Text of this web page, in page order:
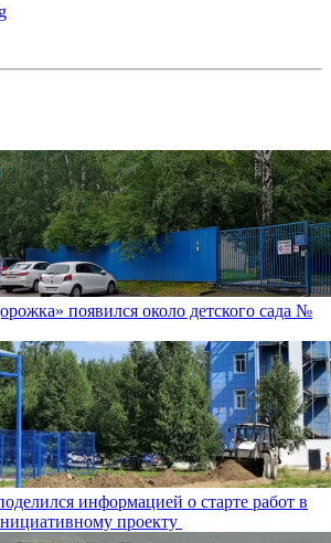
появился около детского сада №
информацией о старте работ в
проекту